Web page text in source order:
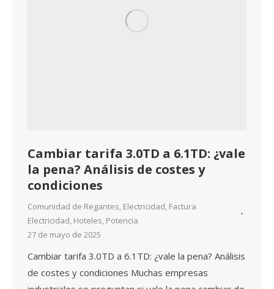
Cambiar tarifa 3.0TD a 6.1TD: ¿vale
la pena? Análisis de costes y
condiciones
Comunidad de Regantes, Electricidad, Factura
Electricidad, Hoteles, Potencia
27 de mayo de 2025
Cambiar tarifa 3.0TD a 6.1TD: ¿vale la pena? Análisis
de costes y condiciones Muchas empresas